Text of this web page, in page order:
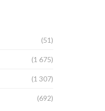
(51)
(1 675)
(1 307)
(692)